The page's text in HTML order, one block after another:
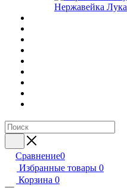
Нержавейка Лука
Сравнение0
Избранные товары 0
Корзина 0